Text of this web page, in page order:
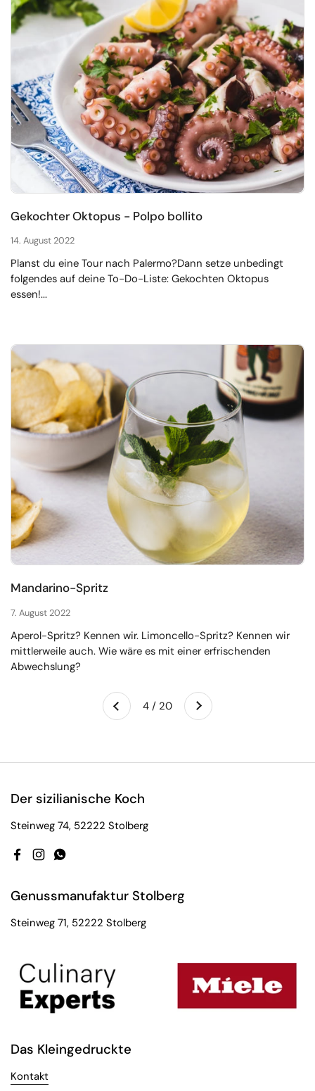
Gekochter Oktopus - Polpo bollito
14. August 2022
Planst du eine Tour nach Palermo?Dann setze unbedingt
folgendes auf deine To-Do-Liste: Gekochten Oktopus
essen!...
Mandarino-Spritz
7. August 2022
Aperol-Spritz? Kennen wir. Limoncello-Spritz? Kennen wir
mittlerweile auch. Wie wäre es mit einer erfrischenden
Abwechslung?
Zurück 4 / 20 Weiter
Der sizilianische Koch
Steinweg 74, 52222 Stolberg
Facebook
InstagramWhatsApp
Genussmanufaktur Stolberg
Steinweg 71, 52222 Stolberg
Das Kleingedruckte
Kontakt